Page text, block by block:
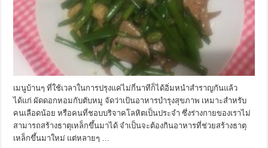
เมนูบ้านๆ ที่ใช้เวลาในการปรุงแค่ไม่กี่นาทีก็ได้อิ่มหนำสำราญกันแล้ว
ได้แก่ ผัดดอกหอมกับตับหมู จัดว่าเป้นอาหารบำรุงสุขภาพ เหมาะสำหรับ
คนเลือดน้อย หรือคนที่ชอบบริจาคโลหิตเป็นประจำ ซึ่งร่างกายของเราไม่
สามารถสร้างธาตุเหล็กขึ้นมาได้ จำเป็นจะต้องกินอาหารที่ช่วยสร้างธาตุ
เหล็กขึ้นมาใหม่ แต่หลายๆ …